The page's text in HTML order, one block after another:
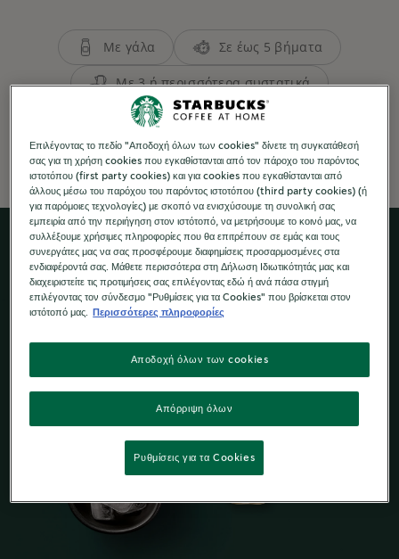
Με γάλα Σε έως 5 βήματα
Με 3 ή περισσότερα συστατικά
Δροσερά Άλλοι καφέδες
Επιλέγοντας το πεδίο "Αποδοχή όλων των cookies" δίνετε τη συγκατάθεσή
σας για τη χρήση cookies που εγκαθίστανται από τον πάροχο του παρόντος
ιστοτόπου (first party cookies) και για cookies που εγκαθίστανται από
άλλους μέσω του παρόχου του παρόντος ιστοτόπου (third party cookies) (ή
για παρόμοιες τεχνολογίες) με σκοπό να ενισχύσουμε τη συνολική σας
εμπειρία από την περιήγηση στον ιστότοπό, να μετρήσουμε το κοινό μας, να
συλλέξουμε χρήσιμες πληροφορίες που θα επιτρέπουν σε εμάς και τους
συνεργάτες μας να σας προσφέρουμε διαφημίσεις προσαρμοσμένες στα
ενδιαφέροντά σας. Μάθετε περισσότερα στη Δήλωση Ιδιωτικότητάς μας και
διαχειριστείτε τις προτιμήσεις σας επιλέγοντας εδώ ή ανά πάσα στιγμή
επιλέγοντας τον σύνδεσμο "Ρυθμίσεις για τα Cookies" που βρίσκεται στον
ιστότοπό μας.
Περισσότερες πληροφορίες
Απόρριψη όλων
Αποδοχή όλων των cookies
Ρυθμίσεις για τα Cookies